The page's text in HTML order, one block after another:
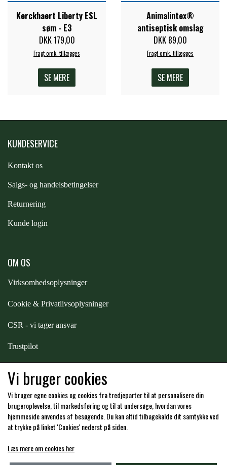
Kerckhaert Liberty ESL
søm - E3
DKK 179,00
Fragt omk. tillægges
SE MERE
Animalintex®
antiseptisk omslag
DKK 89,00
Fragt omk. tillægges
SE MERE
KUNDESERVICE
Kontakt os
Salgs- og handelsbetingelser
Returnering
Kunde login
OM OS
Virksomhedsoplysninger
Cookie & Privatlivsoplysninger
CSR - vi tager ansvar
Trustpilot
Hos os kan du betale med:
Vi bruger cookies
Vi bruger egne cookies og cookies fra tredjeparter til at personalisere din
brugeroplevelse, til markedsføring og til at undersøge, hvordan vores
hjemmeside anvendes af besøgende. Du kan altid tilbagekalde dit samtykke ved
at trykke på linket 'Cookies' nederst på siden.
Læs mere om cookies her